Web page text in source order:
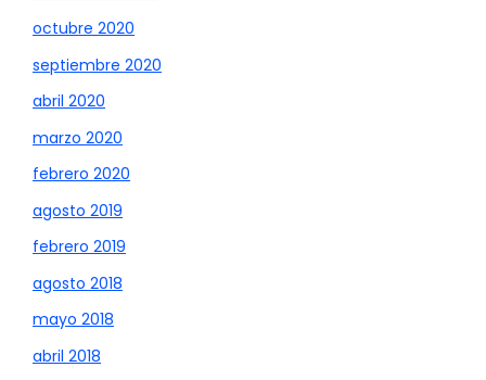
octubre 2020
septiembre 2020
abril 2020
marzo 2020
febrero 2020
agosto 2019
febrero 2019
agosto 2018
mayo 2018
abril 2018